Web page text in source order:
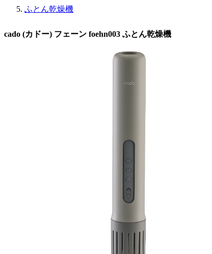
ふとん乾燥機
cado (カドー) フェーン foehn003 ふとん乾燥機